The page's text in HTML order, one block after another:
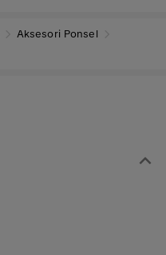
Aksesori Ponsel